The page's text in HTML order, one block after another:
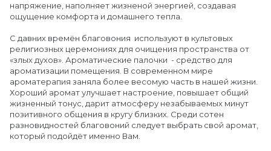
напряжение, наполняет жизненой энергией, создавая
ощущение комфорта и домашнего тепла.
С давних времён благовония используют в культовых
религиозных церемониях для очищения пространства от
«злых духов». Ароматические палочки - средство для
ароматизации помещения. В современном мире
ароматерапия заняла более весомую часть в нашей жизни.
Хороший аромат улучшает настроение, повышает общий
жизненный тонус, дарит атмосферу незабываемых минут
позитивного общения в кругу близких. Среди сотен
разновидностей благовоний следует выбрать свой аромат,
который подойдёт именно Вам.